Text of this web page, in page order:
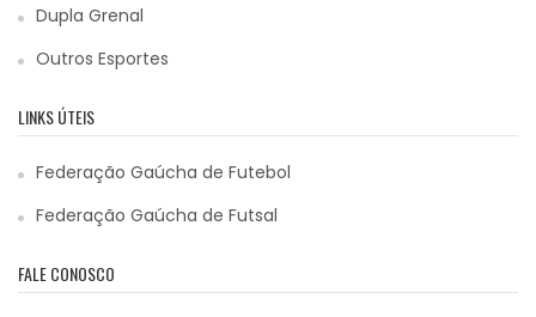
Dupla Grenal
Outros Esportes
LINKS ÚTEIS
Federação Gaúcha de Futebol
Federação Gaúcha de Futsal
FALE CONOSCO